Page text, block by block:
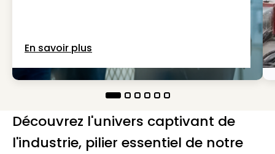
En savoir plus
Découvrez l'univers captivant de
l'industrie, pilier essentiel de notre